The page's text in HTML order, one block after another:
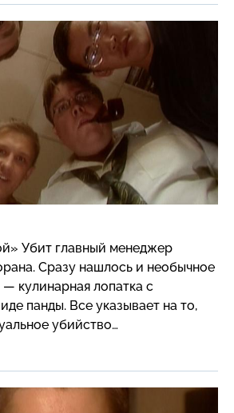
Сразу нашлось и необычное
кулинарная лопатка с
панды. Все указывает на то,
убийство…